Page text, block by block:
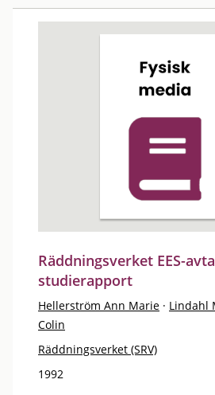
Räddningsverket EES-
studierapport
Hellerström Ann Marie · Lindahl
Colin
Räddningsverket (SRV)
1992